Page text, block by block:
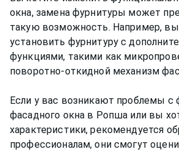
окна, замена фурнитуры может
такую возможность. Например,
установить фурнитуру с
функциями, такими как
поворотно-откидной механизм
Если у вас возникают проблемы с
фасадного окна в Ропша или вы
характеристики, рекомендуется
профессионалам, они смогут